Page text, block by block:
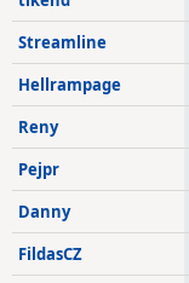
Streamline
Hellrampage
Reny
Pejpr
Danny
FildasCZ